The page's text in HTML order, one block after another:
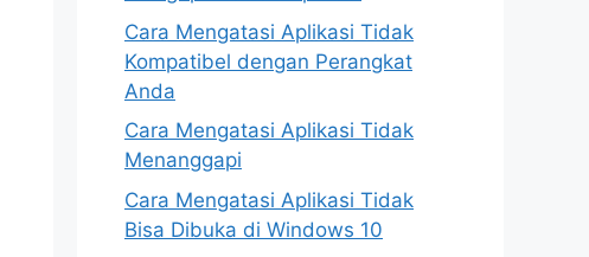
Cara Mengatasi Aplikasi Tidak
Kompatibel dengan Perangkat
Anda
Cara Mengatasi Aplikasi Tidak
Menanggapi
Cara Mengatasi Aplikasi Tidak
Bisa Dibuka di Windows 10